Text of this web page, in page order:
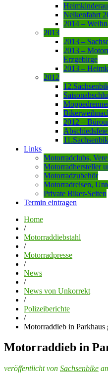
Nelkenfahrt
2014 –
2013
2013 –
2013 –
Erzgebirge
2013 –
2012
2012 –
Links
Motorradclubs,
Motorradhersteller
Motorradzubehör
Motorradreisen,
Private Biker-Seiten
Termin eintragen
Home
/
Motorraddiebstahl
/
Motorradpresse
/
News
/
News von Unkorrekt
/
Polizeiberichte
/
Motorraddieb in Parkhaus
Motorraddieb in
veröffentlicht von Sachsenbike